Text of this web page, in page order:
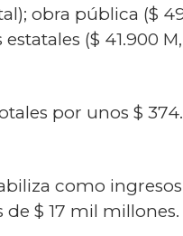
obra pública ($
($ 41.900
por unos $
como
$ 17 mil